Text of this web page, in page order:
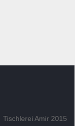
Tischlerei Amir 2015